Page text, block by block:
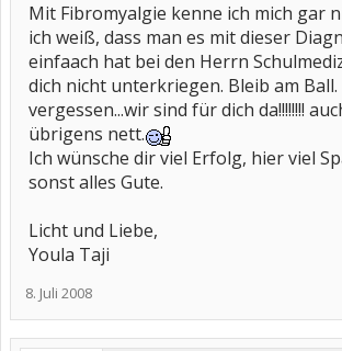
Mit Fibromyalgie kenne ich mich gar
ich weiß, dass man es mit dieser
einfaach hat bei den Herrn
dich nicht unterkriegen. Bleib am
vergessen...wir sind für dich da!!!!!!!!
übrigens nett.
Ich wünsche dir viel Erfolg, hier viel
sonst alles Gute.
Licht und Liebe,
Youla Taji
8. Juli 2008